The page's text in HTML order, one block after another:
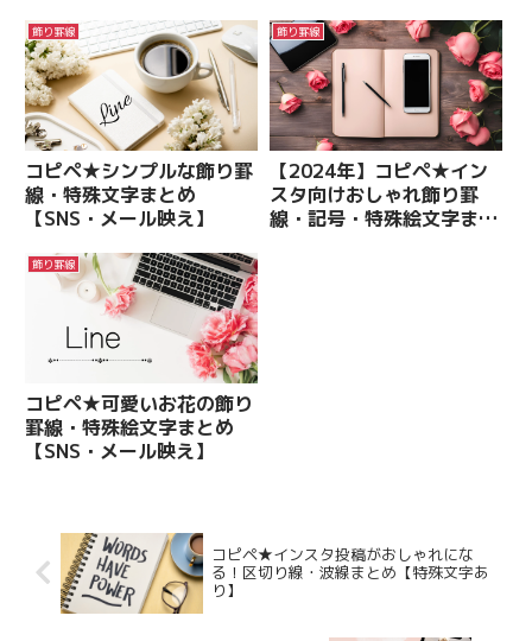
飾り罫線
コピペ★シンプルな飾り罫
線・特殊文字まとめ
【SNS・メール映え】
飾り罫線
【2024年】コピペ★イン
スタ向けおしゃれ飾り罫
線・記号・特殊絵文字まと
飾り罫線
コピペ★可愛いお花の飾り
罫線・特殊絵文字まとめ
【SNS・メール映え】
コピペ★インスタ投稿がおしゃれにな
る！区切り線・波線まとめ【特殊文字あ
り】